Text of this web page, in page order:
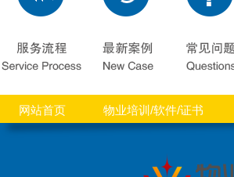
网站首页 物业培训/软件/证书